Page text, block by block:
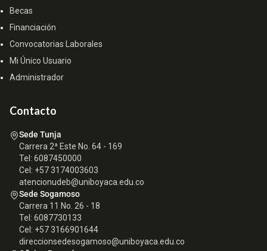
Becas
Financiación
Convocatorias Laborales
Mi Único Usuario
Administrador
Contacto
Sede Tunja
Carrera 2ª Este No. 64 - 169
Tel: 6087450000
Cel: +57 3174003603
atencionudeb@uniboyaca.edu.co
Sede Sogamoso
Carrera 11 No. 26 - 18
Tel: 6087730133
Cel: +57 3166901644
direccionsedesogamoso@uniboyaca.edu.co